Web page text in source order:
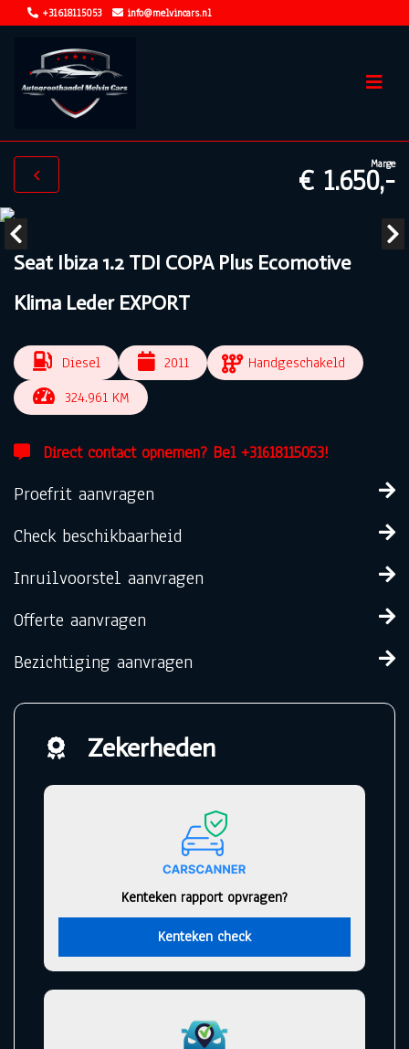
+31618115053 info@melvincars.nl
Marge
€ 1.650,-
Seat Ibiza 1.2 TDI COPA Plus Ecomotive
Klima Leder EXPORT
Diesel 2011
Handgeschakeld
324.961 KM
Direct contact opnemen? Bel +31618115053!
Proefrit aanvragen
Check beschikbaarheid
Inruilvoorstel aanvragen
Offerte aanvragen
Bezichtiging aanvragen
Zekerheden
Kenteken rapport opvragen?
Kenteken check